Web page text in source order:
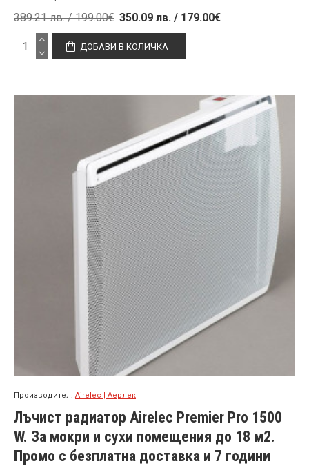
350.09 лв. / 179.00€
389.21 лв. / 199.00€
ДОБАВИ В КОЛИЧКА
Производител: Airelec | Аерлек
Лъчист радиатор Airelec Premier Pro 1500
W. За мокри и сухи помещения до 18 м2.
Промо с безплатна доставка и 7 години